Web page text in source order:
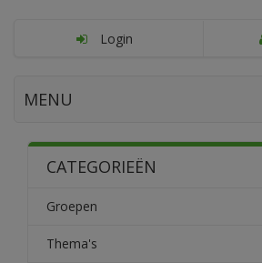
Login
MENU
CATEGORIEËN
Groepen
Thema's